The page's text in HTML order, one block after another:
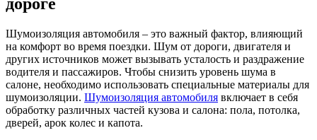
Шумоизоляция автомобиля – это важный фактор, влияющий
на комфорт во время поездки. Шум от дороги, двигателя и
других источников может вызывать усталость и раздражение
водителя и пассажиров. Чтобы снизить уровень шума в
салоне, необходимо использовать специальные материалы для
шумоизоляции. Шумоизоляция автомобиля включает в себя
обработку различных частей кузова и салона: пола, потолка,
дверей, арок колес и капота.